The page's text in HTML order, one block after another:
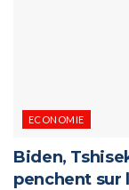
ECONOMIE
Biden,
penchent sur